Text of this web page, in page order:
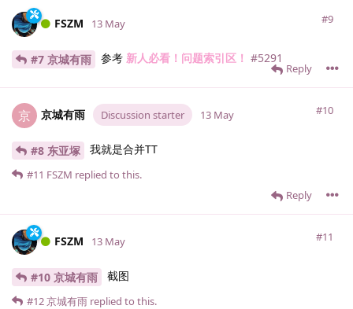
FSZM #9
13 May
#7 京城有雨 参考 新人必看！问题索引区！ #5291
Reply
京 京城有雨 Discussion starter #10
13 May
#8 东亚塚 我就是合并TT
Reply
#11 FSZM replied to this.
FSZM #11
13 May
#10 京城有雨 截图
#12京城有雨 replied to this.